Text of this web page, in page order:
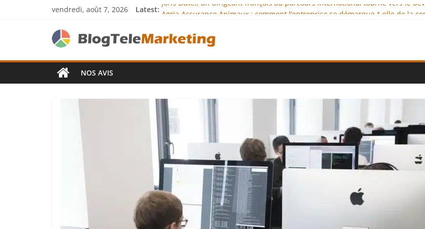
vendredi, août 7, 2026 Latest: Joris Dutel, un dirigeant français au parcours international tourné vers le
JCA Academy : l’excellence au service de l’indépendance financière
Denis Bouclon : la diplomatie éducative comme moteur de coopération
NOS AVIS